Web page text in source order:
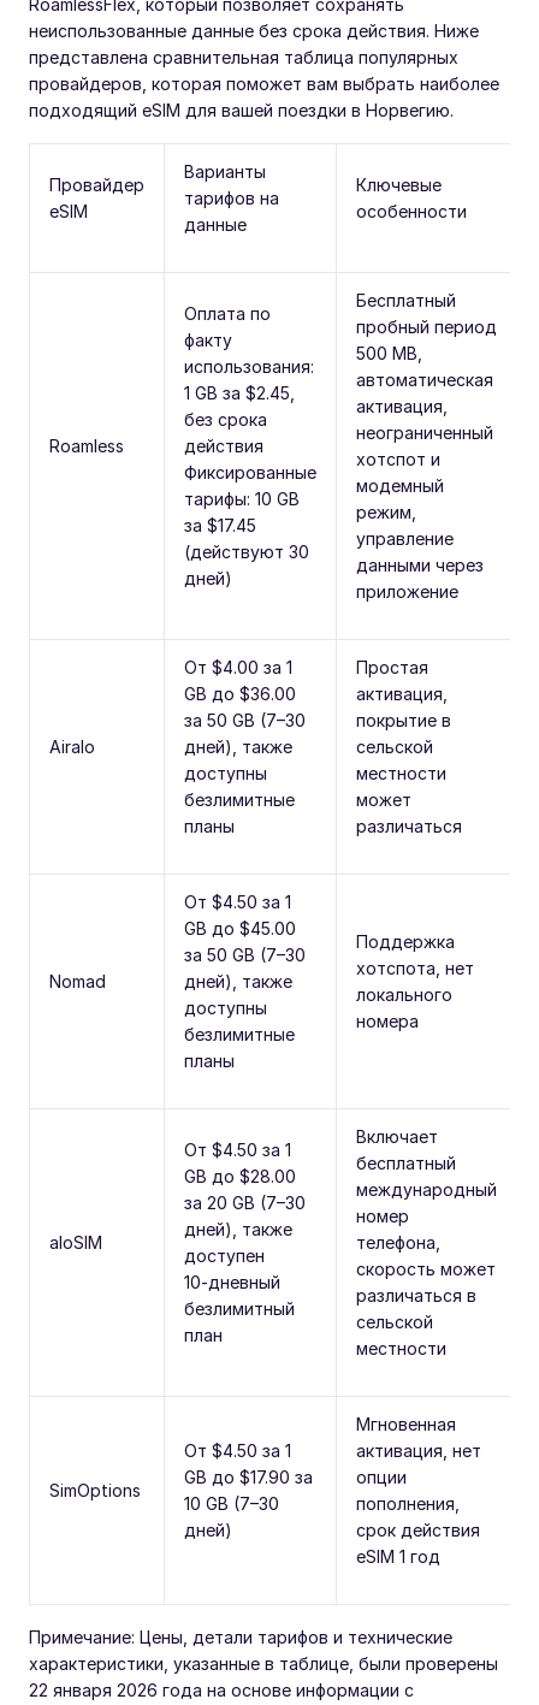
RoamlessFlex, который позволяет сохранять
неиспользованные данные без срока действия. Ниже
представлена сравнительная таблица популярных
провайдеров, которая поможет вам выбрать наиболее
подходящий eSIM для вашей поездки в Норвегию.
Провайдер
eSIM
Варианты
тарифов на
данные
Ключевые
особенности
Roamless
Оплата по
факту
использования:
1 GB за $2.45,
без срока
действия
Фиксированные
тарифы: 10 GB
за $17.45
(действуют 30
дней)
Бесплатный
пробный период
500 MB,
автоматическая
активация,
неограниченный
хотспот и
модемный
режим,
управление
данными через
приложение
Airalo
От $4.00 за 1
GB до $36.00
за 50 GB (7–30
дней), также
доступны
безлимитные
планы
Простая
активация,
покрытие в
сельской
местности
может
различаться
Nomad
От $4.50 за 1
GB до $45.00
за 50 GB (7–30
дней), также
доступны
безлимитные
планы
Поддержка
хотспота, нет
локального
номера
aloSIM
От $4.50 за 1
GB до $28.00
за 20 GB (7–30
дней), также
доступен
10‑дневный
безлимитный
план
Включает
бесплатный
международный
номер
телефона,
скорость может
различаться в
сельской
местности
SimOptions
От $4.50 за 1
GB до $17.90 за
10 GB (7–30
дней)
Мгновенная
активация, нет
опции
пополнения,
срок действия
eSIM 1 год
Примечание: Цены, детали тарифов и технические
характеристики, указанные в таблице, были проверены
22 января 2026 года на основе информации с